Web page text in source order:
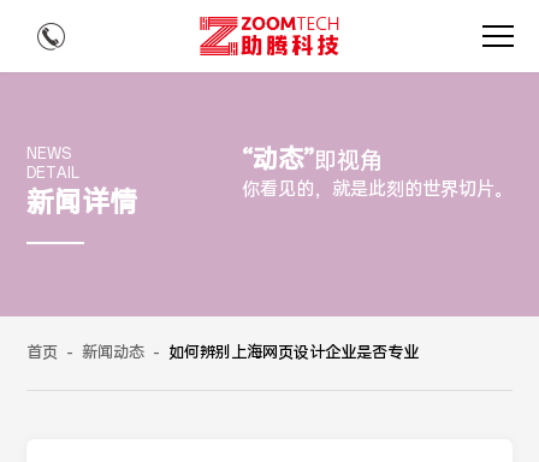
NEWS
DETAIL
新闻详情
“动态”即视角
你看见的，就是此刻的世界切片。
首页 - 新闻动态 - 如何辨别上海网页设计企业是否专业